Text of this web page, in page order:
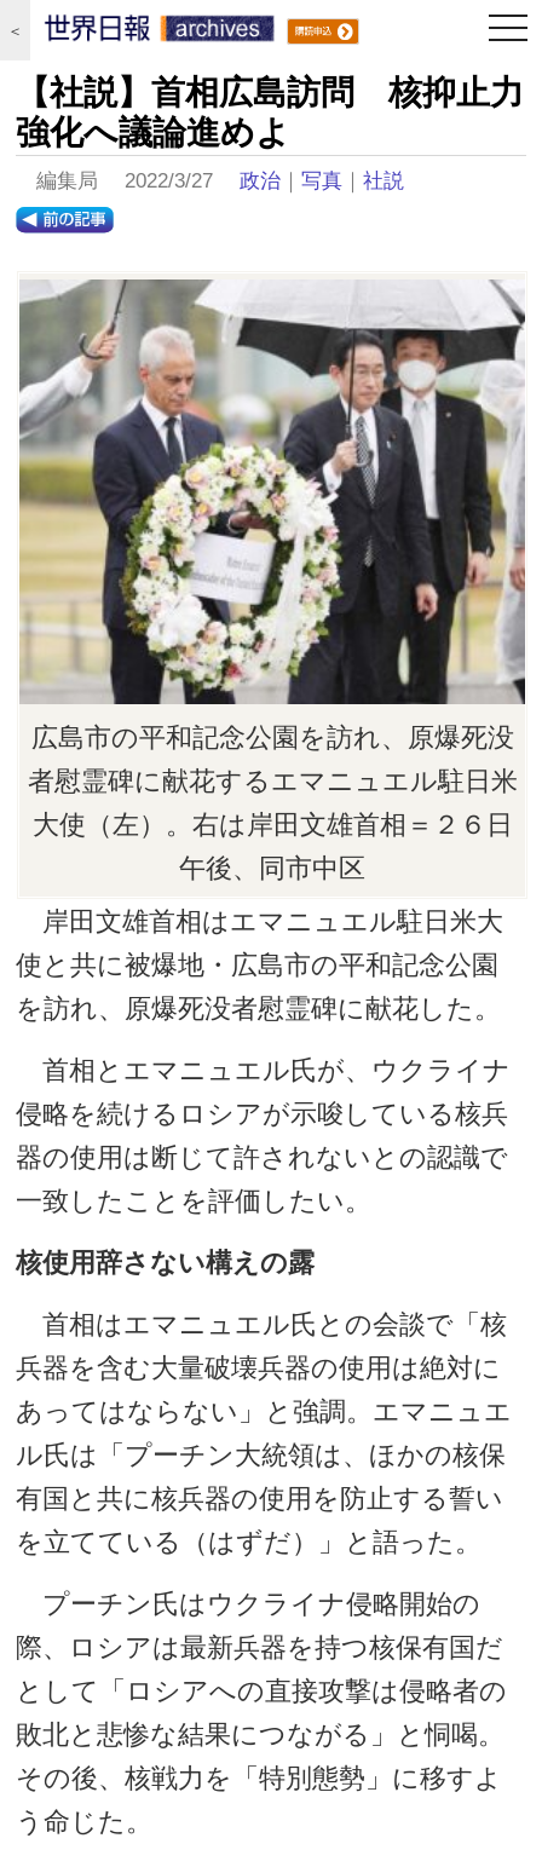
＜
【社説】首相広島訪問 核抑止力
強化へ議論進めよ
編集局 2022/3/27政治 ｜写真 ｜社説
広島市の平和記念公園を訪れ、原爆死没
者慰霊碑に献花するエマニュエル駐日米
大使（左）。右は岸田文雄首相＝２６日
午後、同市中区
岸田文雄首相はエマニュエル駐日米大
使と共に被爆地・広島市の平和記念公園
を訪れ、原爆死没者慰霊碑に献花した。
首相とエマニュエル氏が、ウクライナ
侵略を続けるロシアが示唆している核兵
器の使用は断じて許されないとの認識で
一致したことを評価したい。
核使用辞さない構えの露
首相はエマニュエル氏との会談で「核
兵器を含む大量破壊兵器の使用は絶対に
あってはならない」と強調。エマニュエ
ル氏は「プーチン大統領は、ほかの核保
有国と共に核兵器の使用を防止する誓い
を立てている（はずだ）」と語った。
プーチン氏はウクライナ侵略開始の
際、ロシアは最新兵器を持つ核保有国だ
として「ロシアへの直接攻撃は侵略者の
敗北と悲惨な結果につながる」と恫喝。
その後、核戦力を「特別態勢」に移すよ
う命じた。